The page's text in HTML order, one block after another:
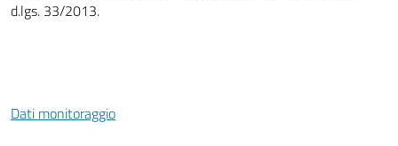
d.lgs. 33/2013.
Dati monitoraggio